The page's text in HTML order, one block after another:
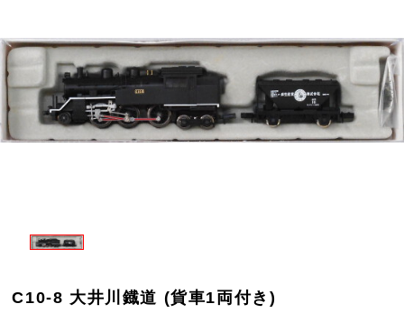
C10-8 大井川鐡道 (貨車1両付き)